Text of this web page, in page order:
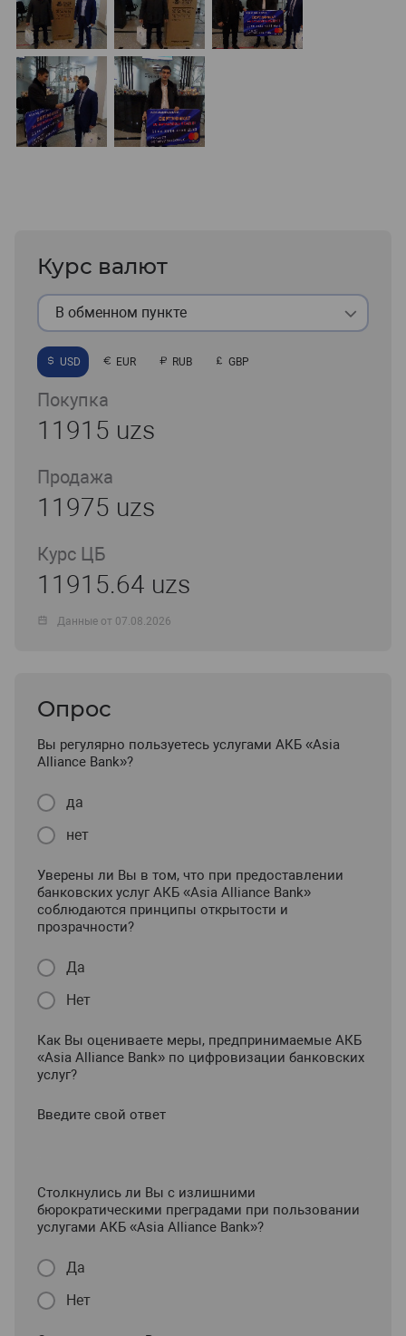
Курс валют
В обменном пункте
USD EUR RUB GBP
Покупка
11915 uzs
Продажа
11975 uzs
Курс ЦБ
11915.64 uzs
Данные от 07.08.2026
Опрос
Вы регулярно пользуетесь услугами АКБ «Asia
Alliance Bank»?
да
нет
Уверены ли Вы в том, что при предоставлении
банковских услуг АКБ «Asia Alliance Bank»
соблюдаются принципы открытости и
прозрачности?
Да
Нет
Как Вы оцениваете меры, предпринимаемые АКБ
«Asia Alliance Bank» по цифровизации банковских
услуг?
Введите свой ответ
Столкнулись ли Вы с излишними
бюрократическими преградами при пользовании
услугами АКБ «Asia Alliance Bank»?
Да
Нет